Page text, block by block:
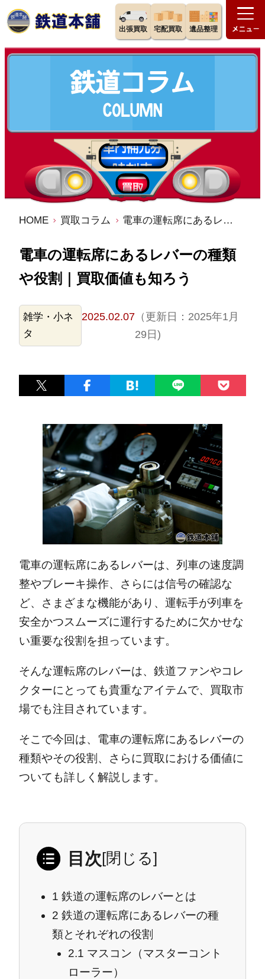
出張買取 宅配買取 遺品整理
HOME 買取コラム 電車の運転席にあるレバーの種類や役割｜買取価値も知ろう
電車の運転席にあるレバーの種類
や役割｜買取価値も知ろう
雑学・小ネ
タ
2025.02.07（更新日：2025年1月
29日)
電車の運転席にあるレバーは、列車の速度調
整やブレーキ操作、さらには信号の確認な
ど、さまざまな機能があり、運転手が列車を
安全かつスムーズに運行するために欠かせな
い重要な役割を担っています。
そんな運転席のレバーは、鉄道ファンやコレ
クターにとっても貴重なアイテムで、買取市
場でも注目されています。
そこで今回は、電車の運転席にあるレバーの
種類やその役割、さらに買取における価値に
ついても詳しく解説します。
目次[閉じる]
1 鉄道の運転席のレバーとは
2 鉄道の運転席にあるレバーの種
類とそれぞれの役割
2.1 マスコン（マスターコント
ローラー）